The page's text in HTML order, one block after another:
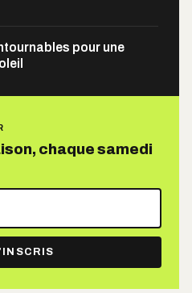
pour une
chaque samedi